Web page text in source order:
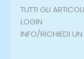
TUTTI GLI
LOGIN
INFO/RICHIEDI